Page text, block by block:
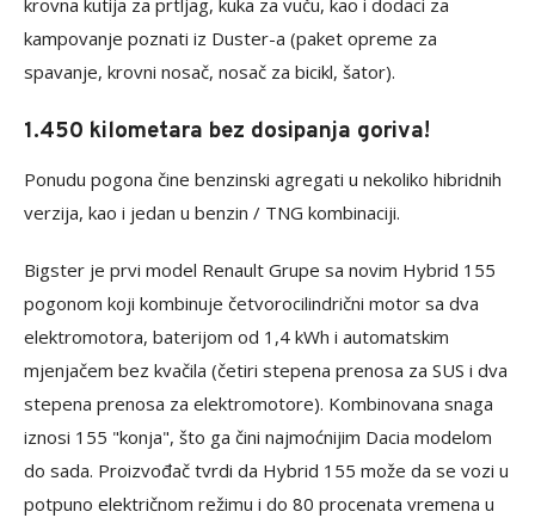
krovna kutija za prtljag, kuka za vuču, kao i dodaci za
kampovanje poznati iz Duster-a (paket opreme za
spavanje, krovni nosač, nosač za bicikl, šator).
1.450 kilometara bez dosipanja goriva!
Ponudu pogona čine benzinski agregati u nekoliko hibridnih
verzija, kao i jedan u benzin / TNG kombinaciji.
Bigster je prvi model Renault Grupe sa novim Hybrid 155
pogonom koji kombinuje četvorocilindrični motor sa dva
elektromotora, baterijom od 1,4 kWh i automatskim
mjenjačem bez kvačila (četiri stepena prenosa za SUS i dva
stepena prenosa za elektromotore). Kombinovana snaga
iznosi 155 "konja", što ga čini najmoćnijim Dacia modelom
do sada. Proizvođač tvrdi da Hybrid 155 može da se vozi u
potpuno električnom režimu i do 80 procenata vremena u